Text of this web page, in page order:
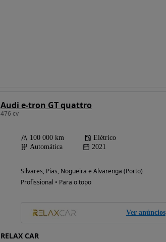
Audi e-tron GT quattro
476 cv
100 000 km
Elétrico
Automática
2021
Silvares, Pias, Nogueira e Alvarenga (Porto)
Profissional • Para o topo
Ver anúncios
RELAX CAR